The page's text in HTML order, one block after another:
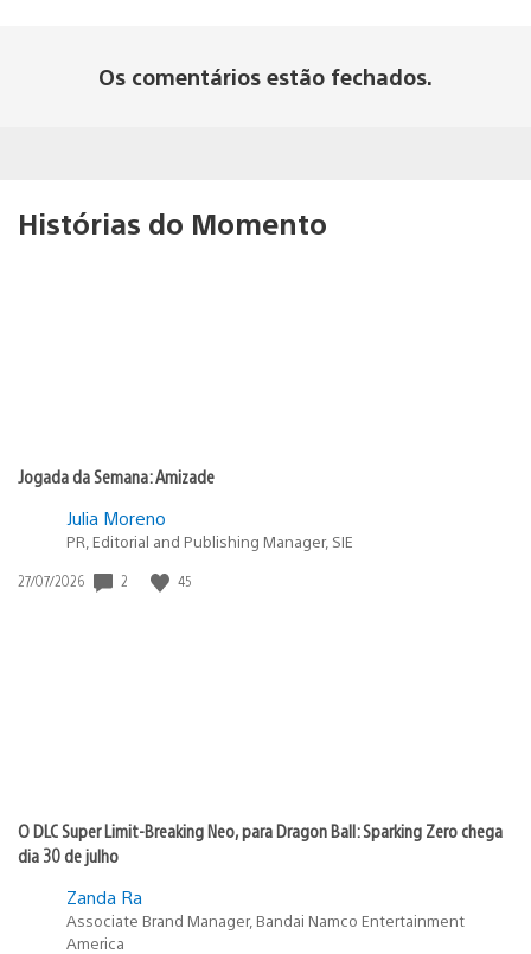
Os comentários estão fechados.
Histórias do Momento
Jogada da Semana: Amizade
Julia Moreno
PR, Editorial and Publishing Manager, SIE
Data
27/07/2026 2 45
O DLC Super Limit-Breaking Neo, para Dragon Ball: Sparking Zero chega
dia 30 de julho
Zanda Ra
Associate Brand Manager, Bandai Namco Entertainment
America